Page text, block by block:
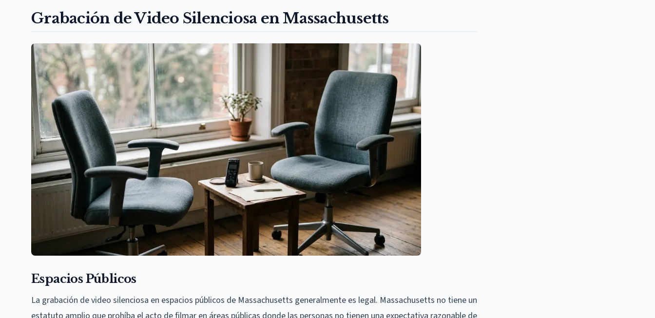
Grabación de Video Silenciosa en Massachusetts
Espacios Públicos
La grabación de video silenciosa en espacios públicos de Massachusetts generalmente es legal. Massachusetts no tiene un